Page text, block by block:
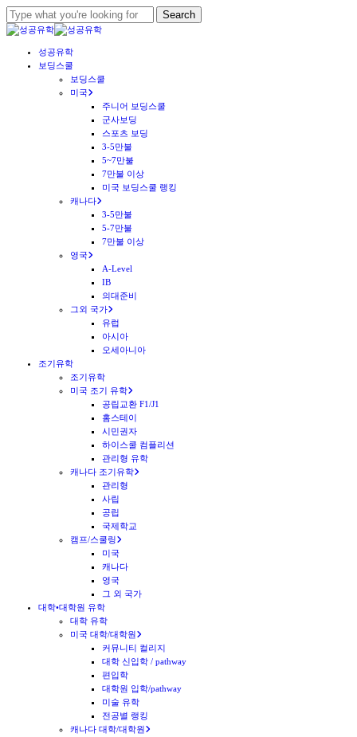
Skip
to
main
content
Search
Close
성공유학
보딩스쿨
보딩스쿨
미국
주니어 보딩스쿨
군사보딩
스포츠 보딩
3-5만불
5~7만불
7만불 이상
미국 보딩스쿨 랭킹
캐나다
3-5만불
5-7만불
7만불 이상
영국
A-Level
IB
의대준비
그외 국가
유럽
아시아
오세아니아
조기유학
조기유학
미국 조기 유학
공립교환 F1/J1
홈스테이
시민권자
하이스쿨 컴플리션
관리형 유학
캐나다 조기유학
관리형
사립
공립
국제학교
캠프/스쿨링
미국
캐나다
영국
그 외 국가
대학•대학원 유학
대학 유학
미국 대학/대학원
커뮤니티 컬리지
대학 신입학 / pathway
편입학
대학원 입학/pathway
미술 유학
전공별 랭킹
캐나다 대학/대학원